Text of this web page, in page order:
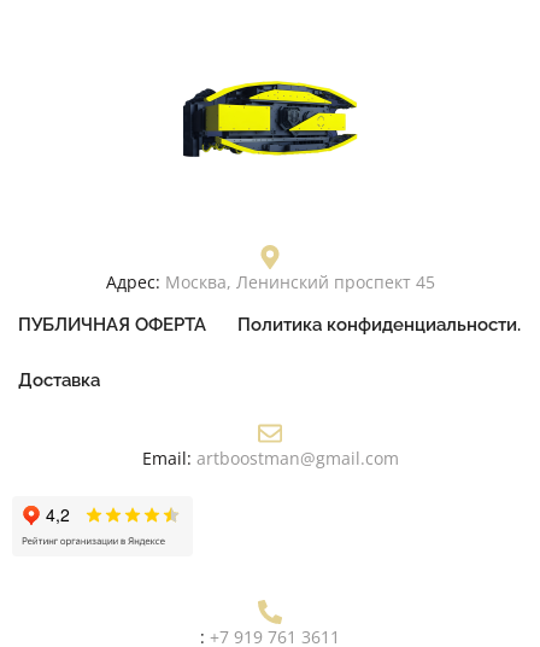
Адрес: Москва, Ленинский проспект 45
ПУБЛИЧНАЯ ОФЕРТА Политика конфиденциальности.
Доставка
Email: artboostman@gmail.com
: +7 919 761 3611